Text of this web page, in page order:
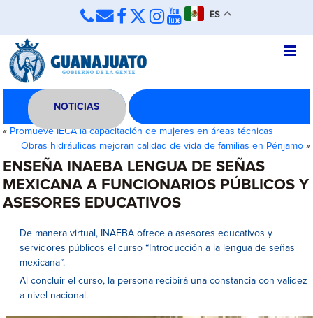
ES
NOTICIAS
« Promueve IECA la capacitación de mujeres en áreas técnicas
Obras hidráulicas mejoran calidad de vida de familias en Pénjamo»
ENSEÑA INAEBA LENGUA DE SEÑAS
MEXICANA A FUNCIONARIOS PÚBLICOS Y
ASESORES EDUCATIVOS
De manera virtual, INAEBA ofrece a asesores educativos y
servidores públicos el curso “Introducción a la lengua de señas
mexicana”.
Al concluir el curso, la persona recibirá una constancia con validez
a nivel nacional.